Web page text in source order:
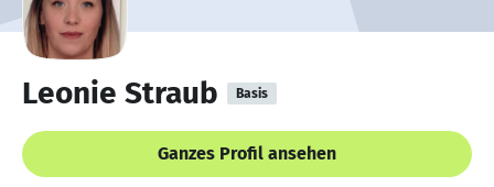
Leonie Straub Basis
Ganzes Profil ansehen